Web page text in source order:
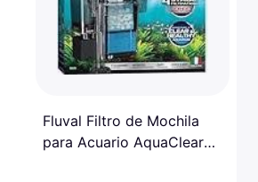
Fluval Filtro de Mochila
para Acuario AquaClear